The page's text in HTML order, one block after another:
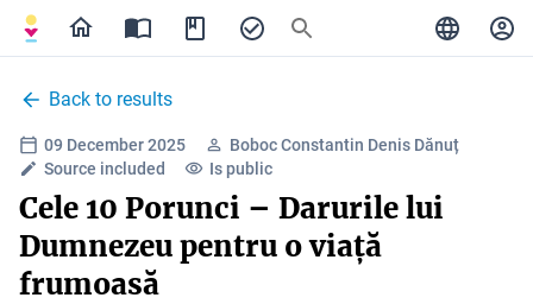
Back to results
09 December 2025
Boboc Constantin Denis Dănuț
Source included
Is public
Cele 10 Porunci – Darurile lui
Dumnezeu pentru o viață
frumoasă